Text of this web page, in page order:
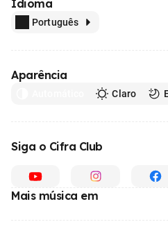
Idioma
Português
Aparência
Claro
Siga o Cifra Club
Mais música em